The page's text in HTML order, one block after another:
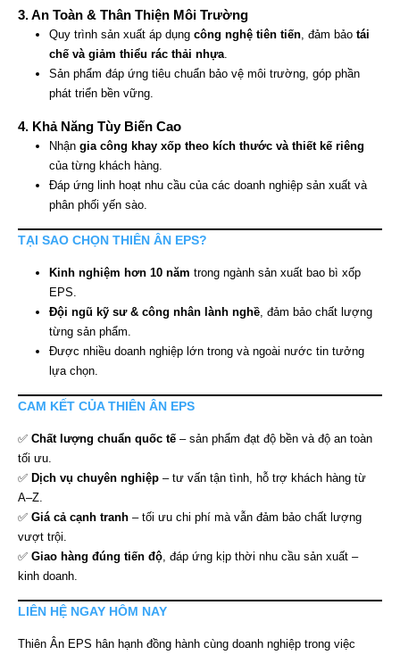
3. An Toàn & Thân Thiện Môi Trường
Quy trình sản xuất áp dụng công nghệ tiên tiến , đảm bảo tái
chế và giảm thiểu rác thải nhựa
Sản phẩm đáp ứng tiêu chuẩn bảo vệ môi trường, góp phần
phát triển bền vững.
4. Khả Năng Tùy Biến Cao
Nhận gia công khay xốp theo kích thước và thiết kế riêng
của từng khách hàng.
Đáp ứng linh hoạt nhu cầu của các doanh nghiệp sản xuất và
phân phối yến sào.
TẠI SAO CHỌN THIÊN ÂN EPS?
Kinh nghiệm hơn 10 năm trong ngành sản xuất bao bì xốp
EPS.
Đội ngũ kỹ sư & công nhân lành nghề , đảm bảo chất lượng
từng sản phẩm.
Được nhiều doanh nghiệp lớn trong và ngoài nước tin tưởng
lựa chọn.
CAM KẾT CỦA THIÊN ÂN EPS
✅ Chất lượng chuẩn quốc tế – sản phẩm đạt độ bền và độ an toàn
tối ưu.
✅ Dịch vụ chuyên nghiệp – tư vấn tận tình, hỗ trợ khách hàng từ
A–Z.
✅ Giá cả cạnh tranh – tối ưu chi phí mà vẫn đảm bảo chất lượng
vượt trội.
✅ Giao hàng đúng tiến độ , đáp ứng kịp thời nhu cầu sản xuất –
kinh doanh.
LIÊN HỆ NGAY HÔM NAY
Thiên Ân EPS hân hạnh đồng hành cùng doanh nghiệp trong việc